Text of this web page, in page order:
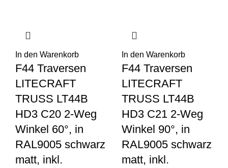
In den Warenkorb
F44 Traversen
LITECRAFT
TRUSS LT44B
HD3 C20 2-Weg
Winkel 60°, in
RAL9005 schwarz
matt, inkl.
In den Warenkorb
F44 Traversen
LITECRAFT
TRUSS LT44B
HD3 C21 2-Weg
Winkel 90°, in
RAL9005 schwarz
matt, inkl.